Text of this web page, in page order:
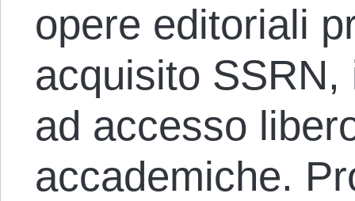
opere editoriali
acquisito
ad accesso
accademiche.